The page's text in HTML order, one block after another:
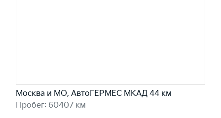
Москва и МО, АвтоГЕРМЕС МКАД 44 км
Пробег: 60407 км